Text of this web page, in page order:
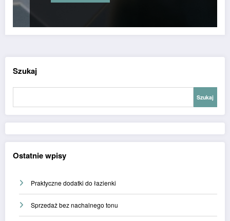
Szukaj
Szukaj
Ostatnie wpisy
Praktyczne dodatki do łazienki
Sprzedaż bez nachalnego tonu